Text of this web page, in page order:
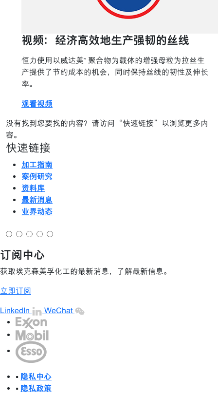
视频：经济高效地生产强韧的丝线
恒力使用以威达美™ 聚合物为载体的增强母粒为拉丝生
产提供了节约成本的机会，同时保持丝线的韧性及伸长
率。
观看视频
没有找到您要找的内容？请访问“快速链接”以浏览更多内
容。
快速链接
加工指南
案例研究
资料库
最新消息
业界动态
订阅中心
获取埃克森美孚化工的最新消息，了解最新信息。
立即订阅
LinkedIn WeChat
• 隐私中心
• 隐私政策